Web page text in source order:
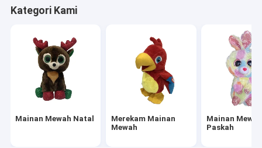
Mainan Suvenir
Ransel Mainan Mewah
Boneka Binatang Dekoratif
Bantal Bantal Mewah
Kategori Kami
Mainan Mewah Natal
Merekam Mainan
Mewah
Mainan
Paskah